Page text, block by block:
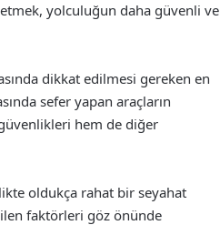
yolculuğun daha güvenli ve
dikkat edilmesi gereken en
sefer yapan araçların
hem de diğer
oldukça rahat bir seyahat
faktörleri göz önünde